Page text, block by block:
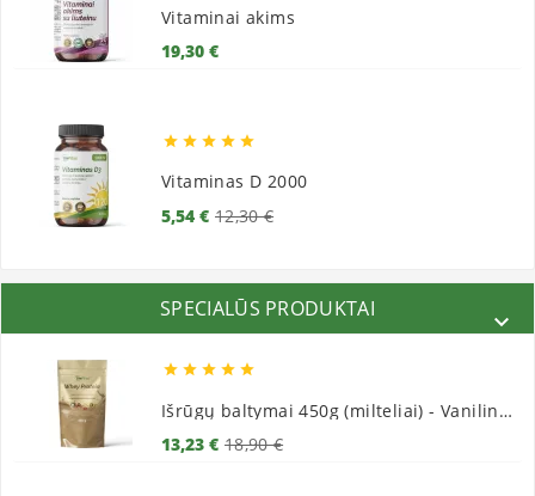
Vitaminai akims
19,30 €Kaina
    
Vitaminas D 2000
5,54 € 12,30 €
SPECIALŪS PRODUKTAI

    
Išrūgų baltymai 450g (milteliai) - Vaniliniai
13,23 € 18,90 €